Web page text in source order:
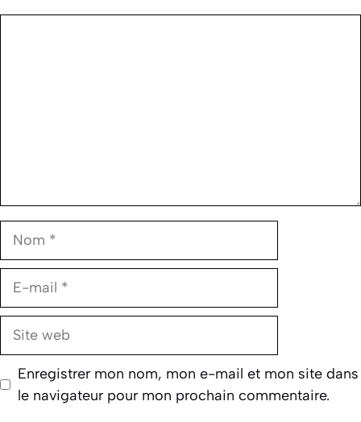
Nom
E-
Site
Enregistrer mon nom, mon e-mail et mon site dans
le navigateur pour mon prochain commentaire.